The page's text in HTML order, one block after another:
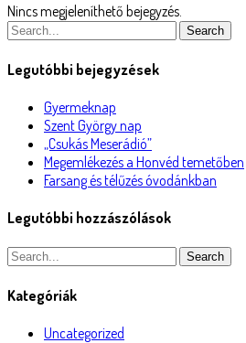
Nincs megjeleníthető bejegyzés.
Search
Legutóbbi bejegyzések
Gyermeknap
Szent György nap
„Csukás Meserádió”
Megemlékezés a Honvéd temetőben
Farsang és télűzés óvodánkban
Legutóbbi hozzászólások
Search
Kategóriák
Uncategorized